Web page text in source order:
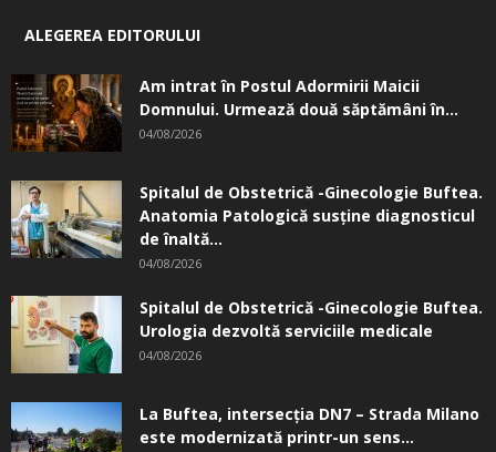
ALEGEREA EDITORULUI
Am intrat în Postul Adormirii Maicii
Domnului. Urmează două săptămâni în...
04/08/2026
Spitalul de Obstetrică -Ginecologie Buftea.
Anatomia Patologică susţine diagnosticul
de înaltă...
04/08/2026
Spitalul de Obstetrică -Ginecologie Buftea.
Urologia dezvoltă serviciile medicale
04/08/2026
La Buftea, intersecţia DN7 – Strada Milano
este modernizată printr-un sens...